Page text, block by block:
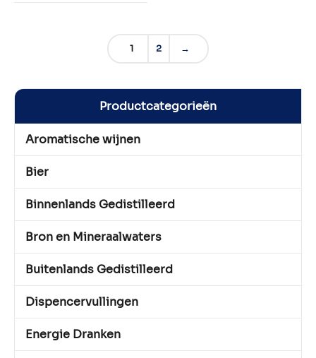
1 2 →
Productcategorieën
Aromatische wijnen
Bier
Binnenlands Gedistilleerd
Bron en Mineraalwaters
Buitenlands Gedistilleerd
Dispencervullingen
Energie Dranken